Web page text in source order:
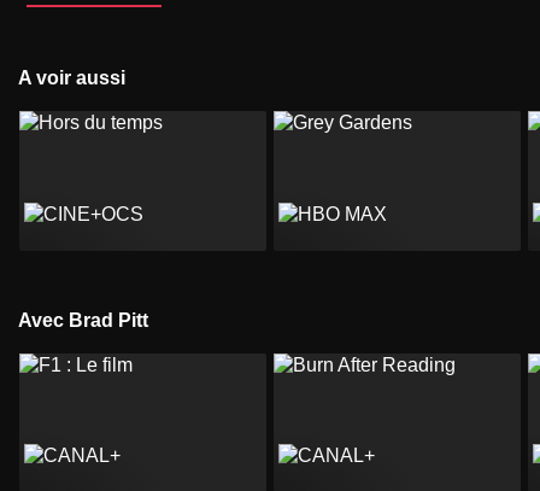
A voir aussi
Avec Brad Pitt